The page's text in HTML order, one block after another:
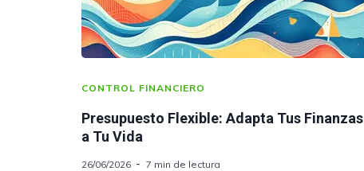
CONTROL FINANCIERO
Presupuesto Flexible: Adapta Tus Finanzas
a Tu Vida
26/06/2026 7 min de lectura